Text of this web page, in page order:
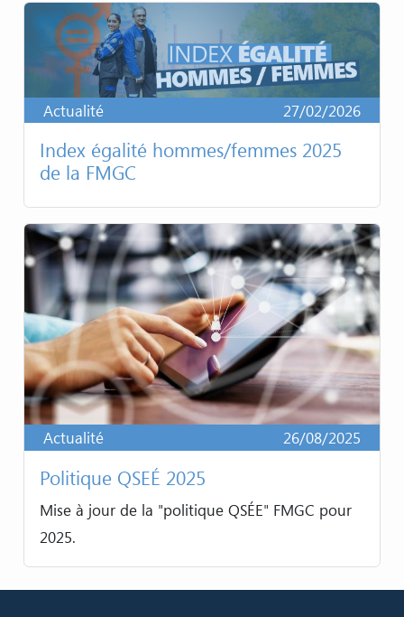
Actualité 27/02/2026
Index égalité hommes/femmes 2025
de la FMGC
Actualité 26/08/2025
Politique QSEÉ 2025
Mise à jour de la "politique QSÉE" FMGC pour
2025.